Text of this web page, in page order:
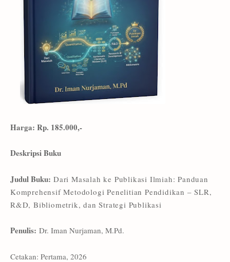
Harga: Rp. 185.000,-
Deskripsi Buku
Judul Buku: Dari Masalah ke Publikasi Ilmiah: Panduan
Komprehensif Metodologi Penelitian Pendidikan – SLR,
R&D, Bibliometrik, dan Strategi Publikasi
Penulis: Dr. Iman Nurjaman, M.Pd.
Cetakan: Pertama, 2026